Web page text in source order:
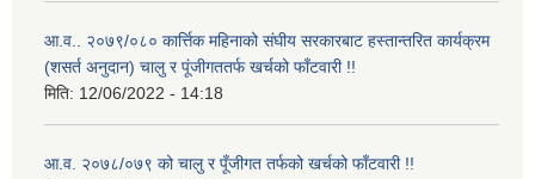
आ.व.. २०७९/०८० कार्त्तिक महिनाको संघीय सरकारबाट हस्तान्तरित कार्यक्रम
(शसर्त अनुदान) चालु र पूंजीगततर्फ खर्चको फाँटवारी !!
मिति: 12/06/2022 - 14:18
आ.व. २०७८/०७९ को चालु र पूँजीगत तर्फको खर्चको फाँटवारी !!